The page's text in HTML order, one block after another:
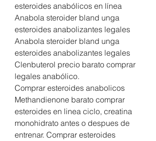
esteroides anabólicos en línea
Anabola steroider bland unga
esteroides anabolizantes legales
Anabola steroider bland unga
esteroides anabolizantes legales
Clenbuterol precio barato comprar
legales anabólico.
Comprar esteroides anabolicos
Methandienone barato comprar
esteroides en linea ciclo, creatina
monohidrato antes o despues de
entrenar. Comprar esteroides